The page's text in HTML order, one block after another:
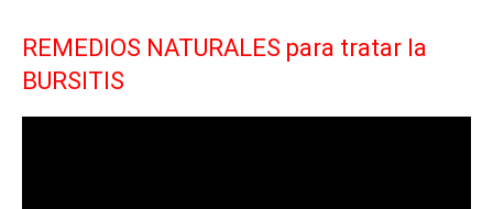
REMEDIOS NATURALES para tratar la
BURSITIS